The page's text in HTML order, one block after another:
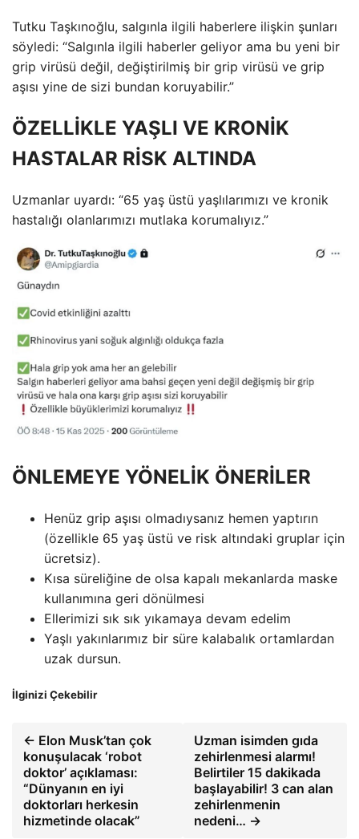
Tutku Taşkınoğlu, salgınla ilgili haberlere ilişkin şunları
söyledi: “Salgınla ilgili haberler geliyor ama bu yeni bir
grip virüsü değil, değiştirilmiş bir grip virüsü ve grip
aşısı yine de sizi bundan koruyabilir.”
ÖZELLİKLE YAŞLI VE KRONİK
HASTALAR RİSK ALTINDA
Uzmanlar uyardı: “65 yaş üstü yaşlılarımızı ve kronik
hastalığı olanlarımızı mutlaka korumalıyız.”
ÖNLEMEYE YÖNELİK ÖNERİLER
Henüz grip aşısı olmadıysanız hemen yaptırın
(özellikle 65 yaş üstü ve risk altındaki gruplar için
ücretsiz).
Kısa süreliğine de olsa kapalı mekanlarda maske
kullanımına geri dönülmesi
Ellerimizi sık sık yıkamaya devam edelim
Yaşlı yakınlarımız bir süre kalabalık ortamlardan
uzak dursun.
İlginizi Çekebilir
← Elon Musk’tan çok
konuşulacak ‘robot
doktor’ açıklaması:
“Dünyanın en iyi
doktorları herkesin
hizmetinde olacak”
Uzman isimden gıda
zehirlenmesi alarmı!
Belirtiler 15 dakikada
başlayabilir! 3 can alan
zehirlenmenin
nedeni… →